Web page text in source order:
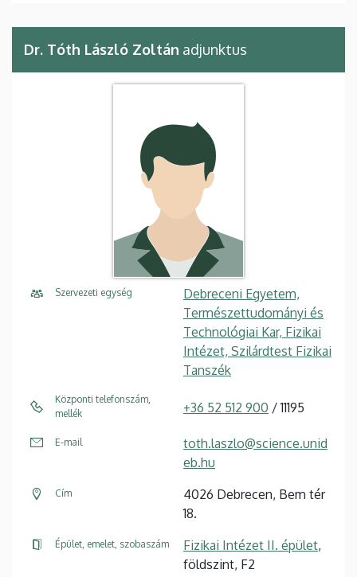
Dr. Tóth László Zoltán adjunktus
Szervezeti egység
Debreceni Egyetem,
Természettudományi és
Technológiai Kar, Fizikai
Intézet, Szilárdtest Fizikai
Tanszék
Központi telefonszám,
mellék
+36 52 512 900 / 11195
E-mail
toth.laszlo@science.unid
eb.hu
Cím
4026 Debrecen, Bem tér
18.
Épület, emelet, szobaszám Fizikai Intézet II. épület,
földszint, F2